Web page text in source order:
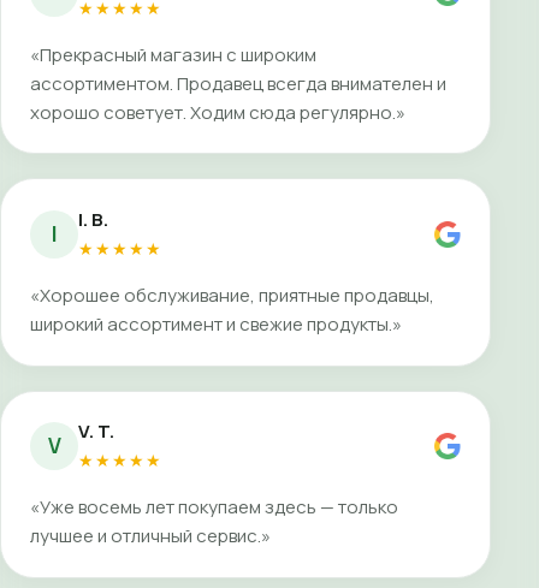
★★★★★
«Прекрасный магазин с широким
ассортиментом. Продавец всегда внимателен и
хорошо советует. Ходим сюда регулярно.»
I I. B.
★★★★★
«Хорошее обслуживание, приятные продавцы,
широкий ассортимент и свежие продукты.»
V V. T.
★★★★★
«Уже восемь лет покупаем здесь — только
лучшее и отличный сервис.»